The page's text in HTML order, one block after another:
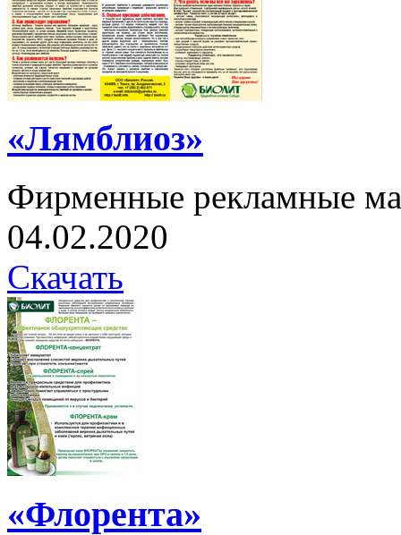
«Лямблиоз»
Фирменные рекламные
04.02.2020
Скачать
«Флорента»